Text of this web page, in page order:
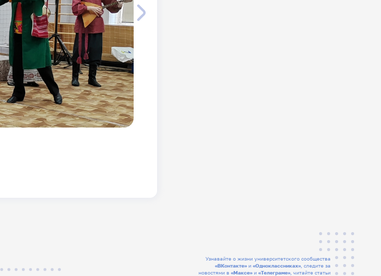
Узнавайте о жизни университетского сообщества
«ВКонтакте» и«Одноклассниках», следите за
новостями в«Максе» и«Телеграме», читайте статьи